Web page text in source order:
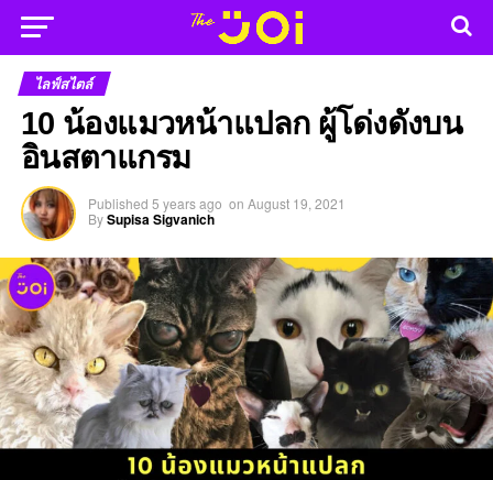
ไลฟ์สไตล์
10 น้องแมวหน้าแปลก ผู้โด่งดังบน
อินสตาแกรม
Published 5 years ago on August 19, 2021
BySupisa Sigvanich